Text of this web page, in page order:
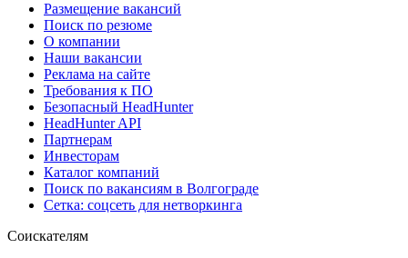
Размещение вакансий
Поиск по резюме
О компании
Наши вакансии
Реклама на сайте
Требования к ПО
Безопасный HeadHunter
HeadHunter API
Партнерам
Инвесторам
Каталог компаний
Поиск по вакансиям в Волгограде
Сетка: соцсеть для нетворкинга
Соискателям